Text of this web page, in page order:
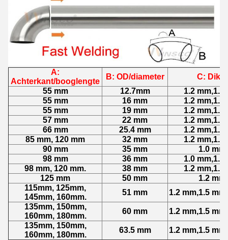
A:
Achterkant/booglengte
B: OD/diameter
C: Dikte
55 mm
12.7mm
1.2 mm,1.5
55 mm
16 mm
1.2 mm,1.5
55 mm
19 mm
1.2 mm,1.5
57 mm
22 mm
1.2 mm,1.5
66 mm
25.4 mm
1.2 mm,1.5
85 mm, 120 mm
32 mm
1.2 mm,1.5
90 mm
35 mm
1.0 mm
98 mm
36 mm
1.0 mm,1.2
98 mm, 120 mm.
38 mm
1.2 mm,1.5
125 mm
50 mm
1.2 mm
115mm, 125mm,
145mm, 160mm.
51 mm
1.2 mm,1.5
135mm, 150mm,
160mm, 180mm.
60 mm
1.2 mm,1.5
135mm, 150mm,
160mm, 180mm.
63.5 mm 1.2 mm,1.5